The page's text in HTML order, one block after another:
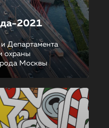
2021
Департамента
охраны
Москвы